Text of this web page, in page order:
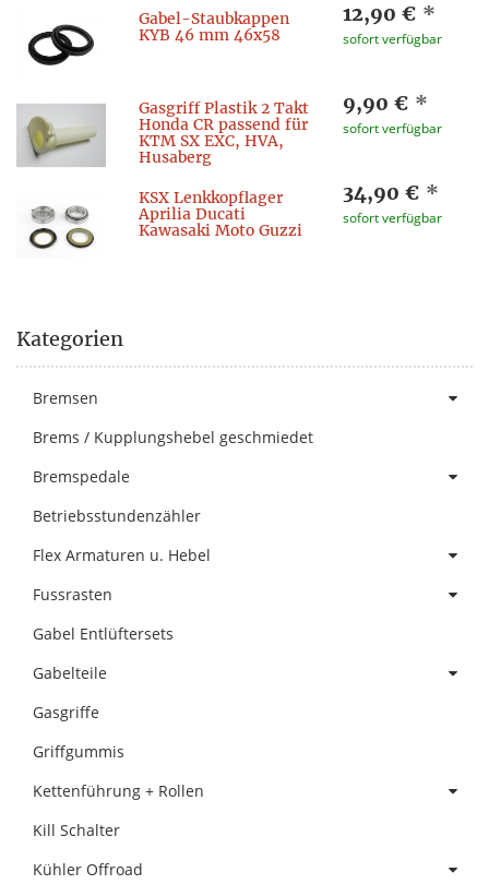
Gabel-Staubkappen
KYB 46 mm 46x58
12,90 € *
sofort verfügbar
Gasgriff Plastik 2 Takt
Honda CR passend für
KTM SX EXC, HVA,
Husaberg
9,90 € *
sofort verfügbar
KSX Lenkkopflager
Aprilia Ducati
Kawasaki Moto Guzzi
34,90 € *
sofort verfügbar
Kategorien
Bremsen
Brems / Kupplungshebel geschmiedet
Bremspedale
Betriebsstundenzähler
Flex Armaturen u. Hebel
Fussrasten
Gabel Entlüftersets
Gabelteile
Gasgriffe
Griffgummis
Kettenführung + Rollen
Kill Schalter
Kühler Offroad